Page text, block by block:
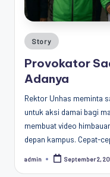
Penggiat
Komunitas
Akademik
Diplomasi
Kota
Indonesia
Posted
in
Story
Provokator
Adanya
Rektor Unhas meminta
untuk aksi damai bagi
membuat video
depan kampus. Cepat-
Posted
admin September 2,